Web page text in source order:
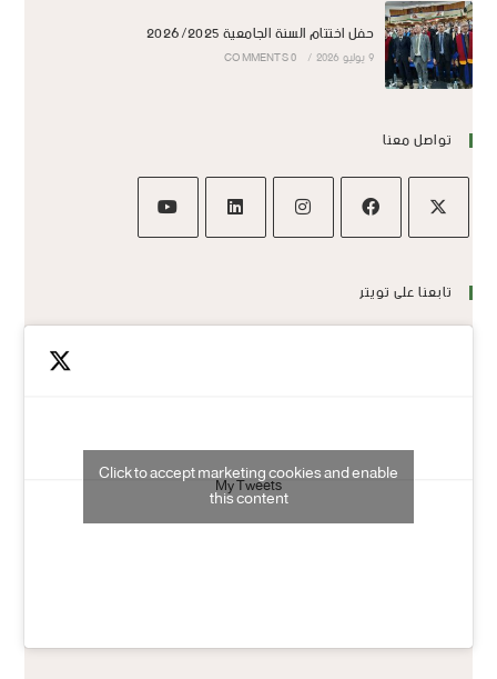
حفل اختتام السنة الجامعية 2026/2025
9 يوليو 2026 /
0 COMMENTS
تواصل معنا
تابعنا على تويتر
My Tweets
Click to accept marketing cookies and enable
this content